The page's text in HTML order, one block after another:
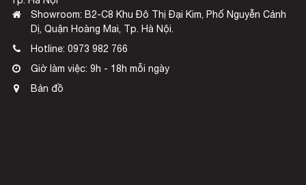
Showroom: B2-C8 Khu Đô Thị Đại Kim, Phố Nguyễn Cảnh
Dị, Quận Hoàng Mai, Tp. Hà Nội.
Hotline: 0973 982 766
Giờ làm việc: 9h - 18h mỗi ngày
Bản đồ